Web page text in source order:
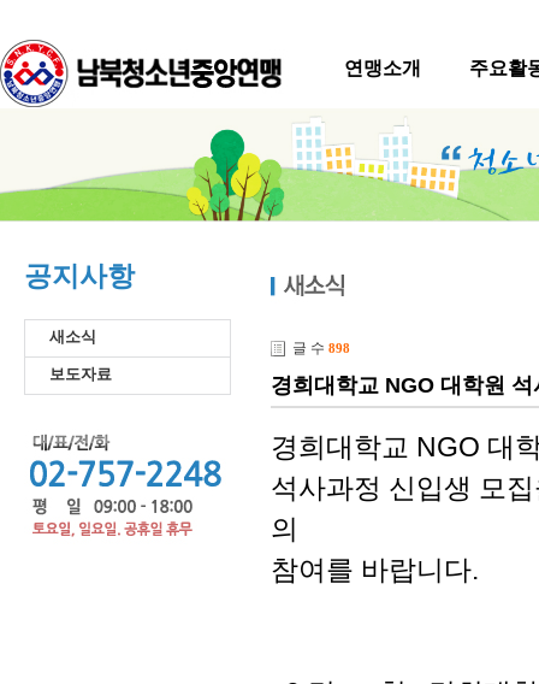
연맹소개 주요활
공지사항
새소식
보도자료
글 수 898
경희대학교 NGO 대학원
경희대학교 NGO 대
석사과정 신입생 모
의
참여를 바랍니다.